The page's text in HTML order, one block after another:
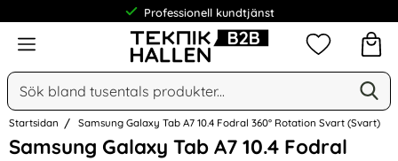
Professionell kundtjänst
Meny
Sök
Sök på Narse Group AB
Mina
Startsidan Samsung Galaxy Tab A7 10.4 Fodral 360° Rotation Svart (Svart)
Samsung Galaxy Tab A7 10.4 Fodral
Hoppa